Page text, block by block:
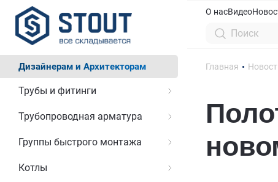
Дизайнерам и Архитекторам
Трубы и фитинги
Трубопроводная арматура
Группы быстрого монтажа
Котлы
О насВидео
Главная